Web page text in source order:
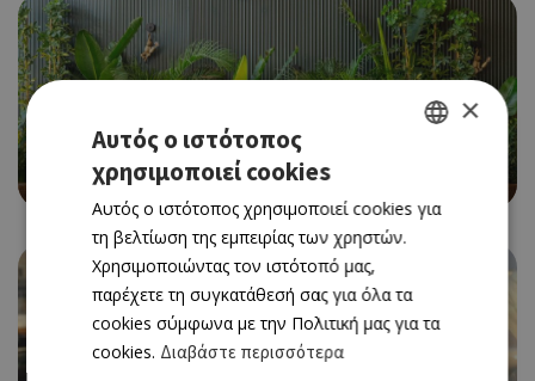
CAFE RESTAURANT
BEAN BAR 360
ENGLISH
×
Αυτός ο ιστότοπος
χρησιμοποιεί cookies
Αυτός ο ιστότοπος χρησιμοποιεί cookies για
τη βελτίωση της εμπειρίας των χρηστών.
Χρησιμοποιώντας τον ιστότοπό μας,
παρέχετε τη συγκατάθεσή σας για όλα τα
cookies σύμφωνα με την Πολιτική μας για τα
cookies. Διαβάστε περισσότερα